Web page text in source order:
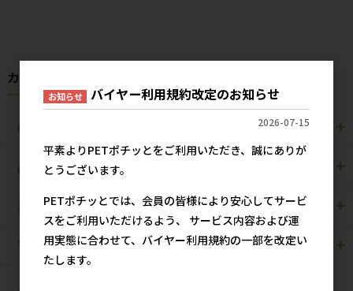
カテゴリから探す
犬猫用
小動物用 鳥用
爬虫・両生類 観賞魚用
お知らせ バイヤー利用規約改定のお知らせ
2026-07-15
平素よりPETポチッとをご利用いただき、誠にありが
とうございます。
PETポチッとでは、会員の皆様により安心してサービ
スをご利用いただけるよう、 サービス内容および運
用実態に合わせて、バイヤー利用規約の一部を改定い
たします。